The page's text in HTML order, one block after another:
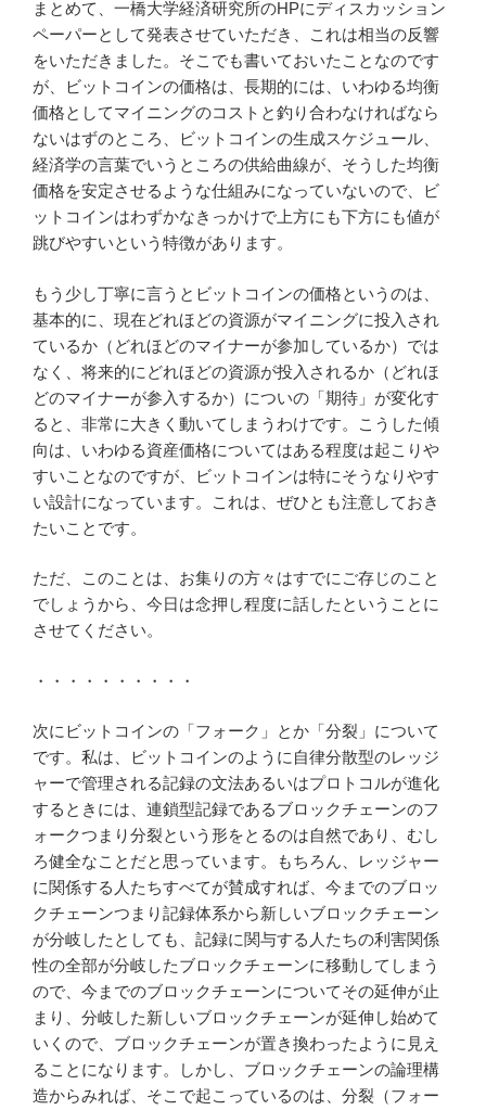
まとめて、一橋大学経済研究所のHPにディスカッション
ペーパーとして発表させていただき、これは相当の反響
をいただきました。そこでも書いておいたことなのです
が、ビットコインの価格は、長期的には、いわゆる均衡
価格としてマイニングのコストと釣り合わなければなら
ないはずのところ、ビットコインの生成スケジュール、
経済学の言葉でいうところの供給曲線が、そうした均衡
価格を安定させるような仕組みになっていないので、ビ
ットコインはわずかなきっかけで上方にも下方にも値が
跳びやすいという特徴があります。
もう少し丁寧に言うとビットコインの価格というのは、
基本的に、現在どれほどの資源がマイニングに投入され
ているか（どれほどのマイナーが参加しているか）では
なく、将来的にどれほどの資源が投入されるか（どれほ
どのマイナーが参入するか）についの「期待」が変化す
ると、非常に大きく動いてしまうわけです。こうした傾
向は、いわゆる資産価格についてはある程度は起こりや
すいことなのですが、ビットコインは特にそうなりやす
い設計になっています。これは、ぜひとも注意しておき
たいことです。
ただ、このことは、お集りの方々はすでにご存じのこと
でしょうから、今日は念押し程度に話したということに
させてください。
・・・・・・・・・・
次にビットコインの「フォーク」とか「分裂」について
です。私は、ビットコインのように自律分散型のレッジ
ャーで管理される記録の文法あるいはプロトコルが進化
するときには、連鎖型記録であるブロックチェーンのフ
ォークつまり分裂という形をとるのは自然であり、むし
ろ健全なことだと思っています。もちろん、レッジャー
に関係する人たちすべてが賛成すれば、今までのブロッ
クチェーンつまり記録体系から新しいブロックチェーン
が分岐したとしても、記録に関与する人たちの利害関係
性の全部が分岐したブロックチェーンに移動してしまう
ので、今までのブロックチェーンについてその延伸が止
まり、分岐した新しいブロックチェーンが延伸し始めて
いくので、ブロックチェーンが置き換わったように見え
ることになります。しかし、ブロックチェーンの論理構
造からみれば、そこで起こっているのは、分裂（フォー